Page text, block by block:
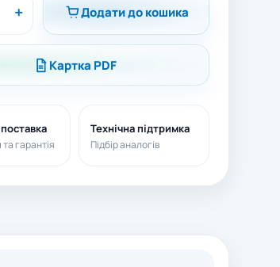
+ Додати до кошика
Картка PDF
гарантія
Технічна підтримка
Підбір аналогів